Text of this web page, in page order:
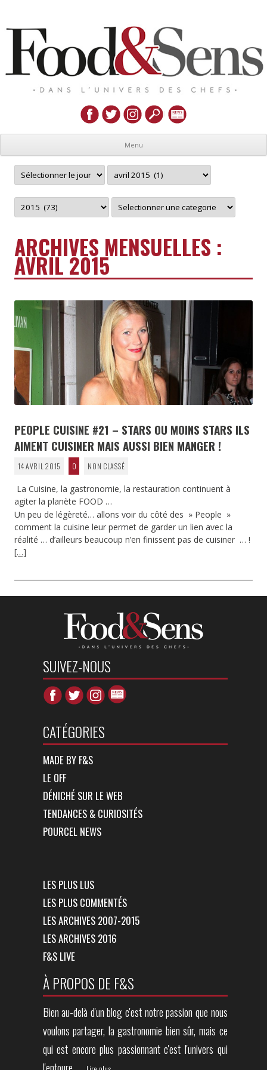
Menu
ARCHIVES MENSUELLES :
AVRIL 2015
PEOPLE CUISINE #21 – STARS OU MOINS STARS ILS
AIMENT CUISINER MAIS AUSSI BIEN MANGER !
14 AVRIL 2015 0 NON CLASSÉ
La Cuisine, la gastronomie, la restauration continuent à
agiter la planète FOOD …
Un peu de légèreté… allons voir du côté des » People »
comment la cuisine leur permet de garder un lien avec la
réalité … d’ailleurs beaucoup n’en finissent pas de cuisiner … !
[…]
SUIVEZ-NOUS
CATÉGORIES
MADE BY F&S
LE OFF
DÉNICHÉ SUR LE WEB
TENDANCES & CURIOSITÉS
POURCEL NEWS
LES PLUS LUS
LES PLUS COMMENTÉS
LES ARCHIVES 2007-2015
LES ARCHIVES 2016
F&S LIVE
À PROPOS DE F&S
Bien au-delà d'un blog c'est notre passion que nous
voulons partager, la gastronomie bien sûr, mais ce
qui est encore plus passionnant c'est l'univers qui